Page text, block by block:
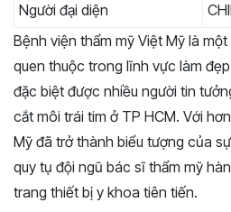
Người đại diện
Bệnh viện thẩm mỹ Việt Mỹ là
quen thuộc trong lĩnh vực làm
đặc biệt được nhiều người tin
cắt môi trái tim ở TP HCM. Với
Mỹ đã trở thành biểu tượng của
quy tụ đội ngũ bác sĩ thẩm mỹ
trang thiết bị y khoa tiên tiến.